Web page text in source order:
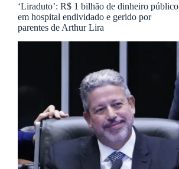
‘Liraduto’: R$ 1 bilhão de dinheiro público
em hospital endividado e gerido por
parentes de Arthur Lira